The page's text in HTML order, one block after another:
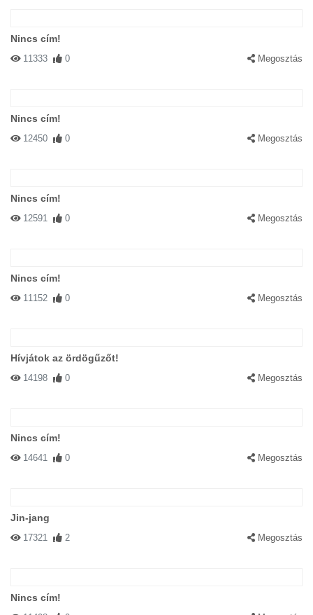
Nincs cím!
11333 0 Megosztás
Nincs cím!
12450 0 Megosztás
Nincs cím!
12591 0 Megosztás
Nincs cím!
11152 0 Megosztás
Hívjátok az ördögűzőt!
14198 0 Megosztás
Nincs cím!
14641 0 Megosztás
Jin-jang
17321 2 Megosztás
Nincs cím!